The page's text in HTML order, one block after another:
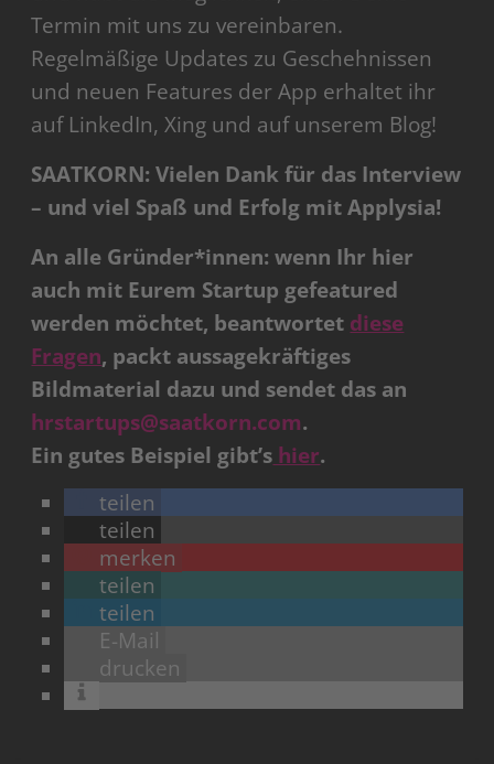
Termin mit uns zu vereinbaren.
Regelmäßige Updates zu Geschehnissen
und neuen Features der App erhaltet ihr
auf LinkedIn, Xing und auf unserem Blog!
SAATKORN: Vielen Dank für das Interview
– und viel Spaß und Erfolg mit Applysia!
An alle Gründer*innen: wenn Ihr hier
auch mit Eurem Startup gefeatured
werden möchtet, beantwortet diese
Fragen, packt aussagekräftiges
Bildmaterial dazu und sendet das an
hrstartups@saatkorn.com.
Ein gutes Beispiel gibt’s hier.
teilen
teilen
merken
teilen
teilen
E-Mail
drucken